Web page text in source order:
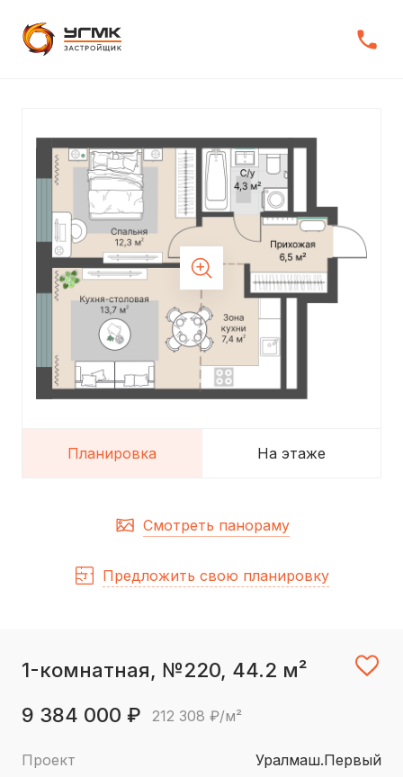
Планировка На этаже
Смотреть панораму
Предложить свою планировку
1-комнатная, №220, 44.2 м²
9 384 000 ₽
212 308 ₽/м²
Проект
Уралмаш.Первый